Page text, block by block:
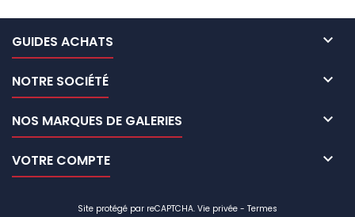
GUIDES ACHATS 
NOTRE SOCIÉTÉ 
NOS MARQUES DE GALERIES 
VOTRE COMPTE 
Site protégé par reCAPTCHA. Vie privée - Termes